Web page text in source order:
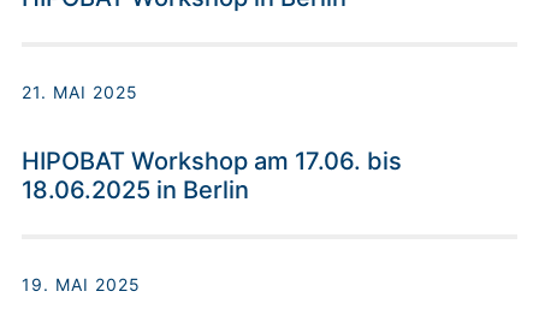
21. MAI 2025
HIPOBAT Workshop am 17.06. bis
18.06.2025 in Berlin
19. MAI 2025